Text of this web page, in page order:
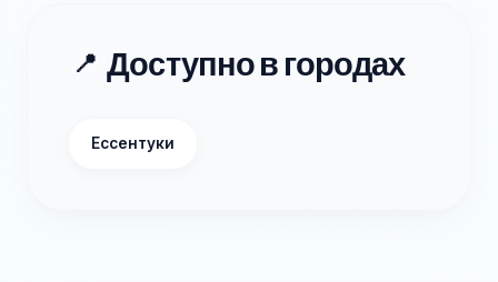
📍 Доступно в городах
Ессентуки